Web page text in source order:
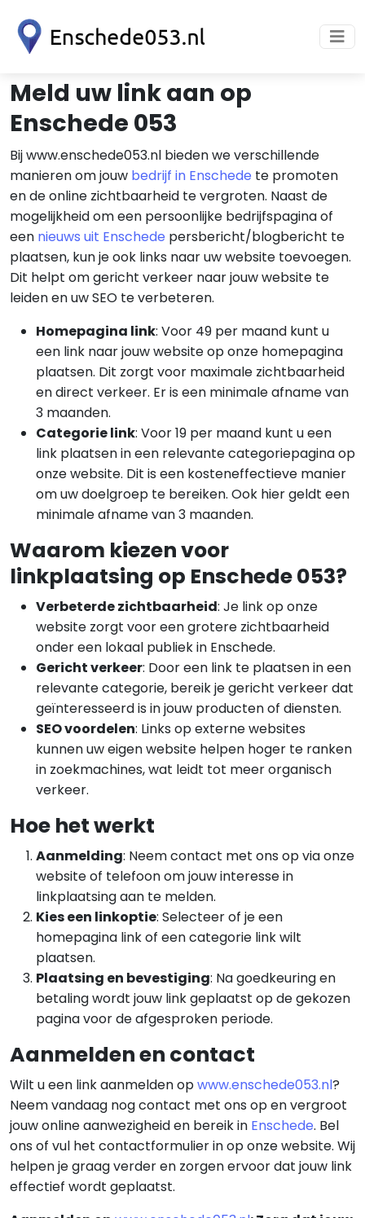
Meld uw link aan op
Enschede 053
Bij www.enschede053.nl bieden we verschillende
manieren om jouw bedrijf in Enschede te promoten
en de online zichtbaarheid te vergroten. Naast de
mogelijkheid om een persoonlijke bedrijfspagina of
een nieuws uit Enschede persbericht/blogbericht te
plaatsen, kun je ook links naar uw website toevoegen.
Dit helpt om gericht verkeer naar jouw website te
leiden en uw SEO te verbeteren.
Homepagina link: Voor 49 per maand kunt u
een link naar jouw website op onze homepagina
plaatsen. Dit zorgt voor maximale zichtbaarheid
en direct verkeer. Er is een minimale afname van
3 maanden.
Categorie link: Voor 19 per maand kunt u een
link plaatsen in een relevante categoriepagina op
onze website. Dit is een kosteneffectieve manier
om uw doelgroep te bereiken. Ook hier geldt een
minimale afname van 3 maanden.
Waarom kiezen voor
linkplaatsing op Enschede 053?
Verbeterde zichtbaarheid: Je link op onze
website zorgt voor een grotere zichtbaarheid
onder een lokaal publiek in Enschede.
Gericht verkeer: Door een link te plaatsen in een
relevante categorie, bereik je gericht verkeer dat
geïnteresseerd is in jouw producten of diensten.
SEO voordelen: Links op externe websites
kunnen uw eigen website helpen hoger te ranken
in zoekmachines, wat leidt tot meer organisch
verkeer.
Hoe het werkt
Aanmelding: Neem contact met ons op via onze
website of telefoon om jouw interesse in
linkplaatsing aan te melden.
Kies een linkoptie: Selecteer of je een
homepagina link of een categorie link wilt
plaatsen.
Plaatsing en bevestiging: Na goedkeuring en
betaling wordt jouw link geplaatst op de gekozen
pagina voor de afgesproken periode.
Aanmelden en contact
Wilt u een link aanmelden opwww.enschede053.nl?
Neem vandaag nog contact met ons op en vergroot
jouw online aanwezigheid en bereik in Enschede. Bel
ons of vul het contactformulier in op onze website. Wij
helpen je graag verder en zorgen ervoor dat jouw link
effectief wordt geplaatst.